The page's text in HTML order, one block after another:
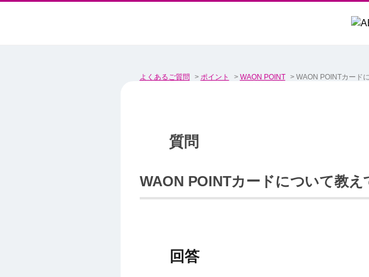
よくあるご質問 > ポイント > WAON POINT > WAON POINTカード
WAON POINTカードについて教え